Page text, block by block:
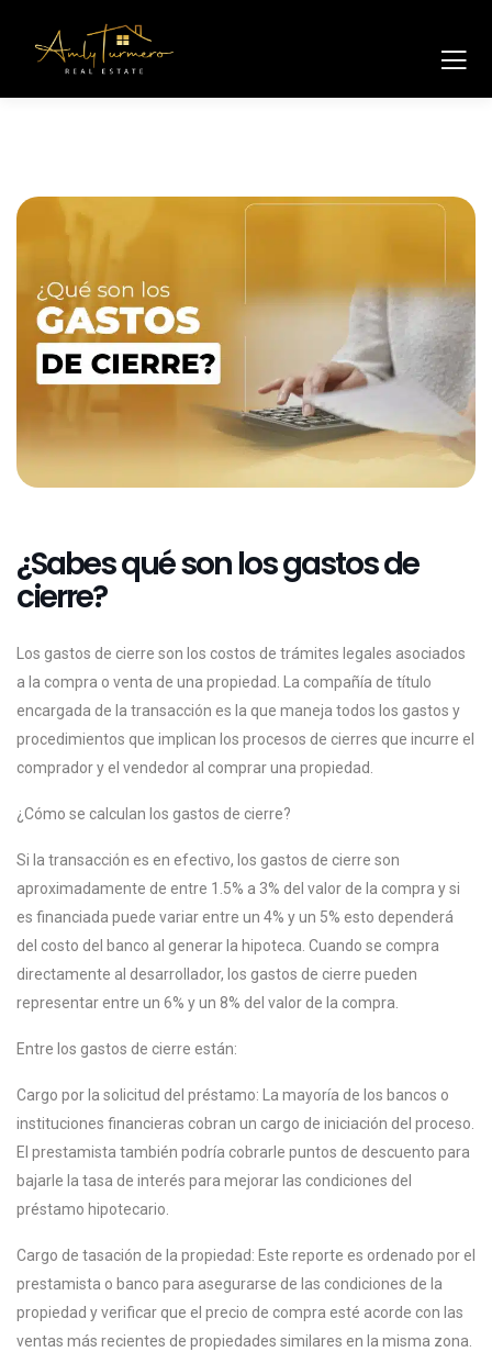
¿Sabes qué son los gastos de
cierre?
Los gastos de cierre son los costos de trámites legales asociados
a la compra o venta de una propiedad. La compañía de título
encargada de la transacción es la que maneja todos los gastos y
procedimientos que implican los procesos de cierres que incurre el
comprador y el vendedor al comprar una propiedad.
¿Cómo se calculan los gastos de cierre?
Si la transacción es en efectivo, los gastos de cierre son
aproximadamente de entre 1.5% a 3% del valor de la compra y si
es financiada puede variar entre un 4% y un 5% esto dependerá
del costo del banco al generar la hipoteca. Cuando se compra
directamente al desarrollador, los gastos de cierre pueden
representar entre un 6% y un 8% del valor de la compra.
Entre los gastos de cierre están:
Cargo por la solicitud del préstamo: La mayoría de los bancos o
instituciones financieras cobran un cargo de iniciación del proceso.
El prestamista también podría cobrarle puntos de descuento para
bajarle la tasa de interés para mejorar las condiciones del
préstamo hipotecario.
Cargo de tasación de la propiedad: Este reporte es ordenado por el
prestamista o banco para asegurarse de las condiciones de la
propiedad y verificar que el precio de compra esté acorde con las
ventas más recientes de propiedades similares en la misma zona.